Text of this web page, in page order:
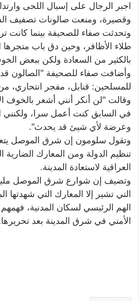
اجبر الرجال على إسبال اللحى
وقصيرة، ومنعت صالونات تصفيف
وتحدثت صفاء للصحيفة بينما كانت
طلاء الأظافر، وحين دق باب
بالكثير من السعادة ولكن ببعض
وأضافت صفاء للصحيفة "الصالون
للمسلحين: قنابل، مفجر انتحاري،
وقالت "لن أنكر أنني أشعر بالخوف
في السابق كنت أعمل سرا، ولكنني
وعرضة لأي شيئ قد يحدث".
وتقول سلومون إن شرق الموصل
تنظيم الدولة ومن المعارك الضارية
العراقية لاستعادة المدينة.
وتضيف إن شوارع شرق الموصل
التي تشير إلا المعارك التي شهدتها
الهم الرئيسي لسكان المدنية،
الأمني في شرق المدينة بعد